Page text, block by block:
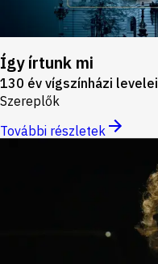
Így írtunk mi
130 év vígszínházi levelei
Szereplők
További részletek